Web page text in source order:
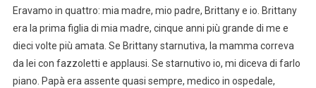
Eravamo in quattro: mia madre, mio padre, Brittany e io. Brittany
era la prima figlia di mia madre, cinque anni più grande di me e
dieci volte più amata. Se Brittany starnutiva, la mamma correva
da lei con fazzoletti e applausi. Se starnutivo io, mi diceva di farlo
piano. Papà era assente quasi sempre, medico in ospedale,